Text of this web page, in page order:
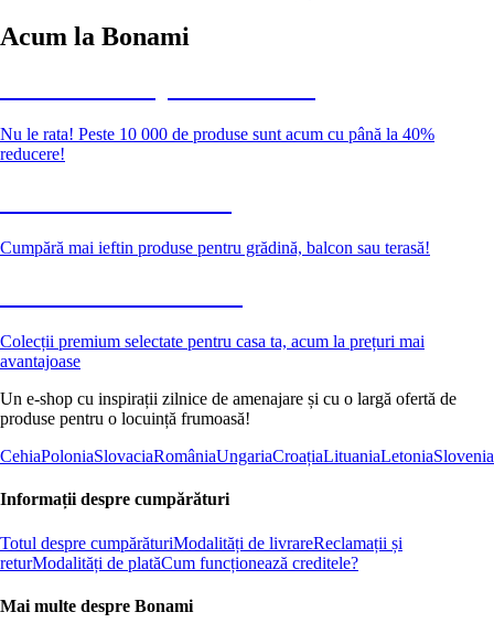
Acum la Bonami
Nu le rata! Peste 10 000 de produse sunt acum cu până la 40%
reducere!
Cumpără mai ieftin produse pentru grădină, balcon sau terasă!
Colecții premium selectate pentru casa ta, acum la prețuri mai
avantajoase
Un e-shop cu inspirații zilnice de amenajare și cu o largă ofertă de
produse pentru o locuință frumoasă!
CehiaPoloniaSlovaciaRomâniaUngariaCroațiaLituaniaLetoniaSlovenia
Informații despre cumpărături
Totul despre cumpărăturiModalități de livrareReclamații și
returModalități de platăCum funcționează creditele?
Mai multe despre Bonami